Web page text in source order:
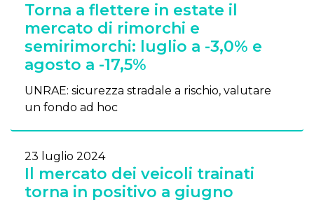
Torna a flettere in estate il
mercato di rimorchi e
semirimorchi: luglio a -3,0% e
agosto a -17,5%
UNRAE: sicurezza stradale a rischio, valutare
un fondo ad hoc
23 luglio 2024
Il mercato dei veicoli trainati
torna in positivo a giugno